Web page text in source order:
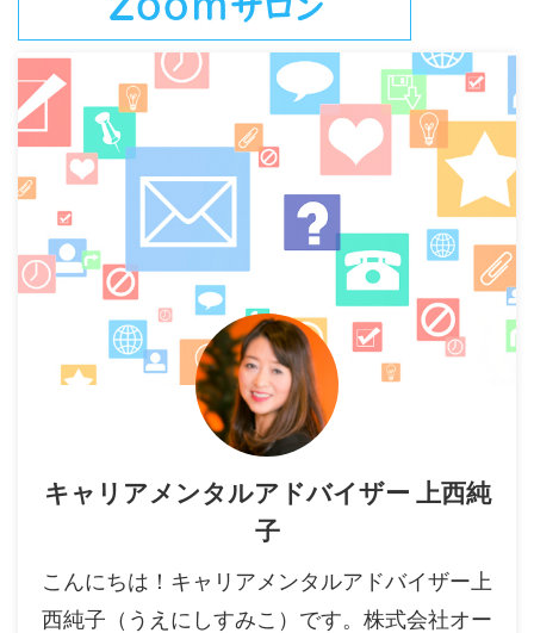
キャリアメンタルアドバイザー 上西純
子
こんにちは！キャリアメンタルアドバイザー上
西純子（うえにしすみこ）です。株式会社オー